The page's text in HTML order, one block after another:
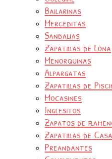
Bailarinas
Merceditas
Sandalias
Zapatillas de Lona
Menorquinas
Alpargatas
Zapatillas de
Mocasines
Inglesitos
Zapatos de
Zapatillas de Casa
Preandantes